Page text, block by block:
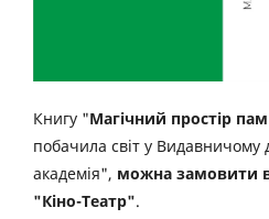
Книгу "Магічний простір
побачила світ у
академія", можна замовити
"Кіно-Театр".